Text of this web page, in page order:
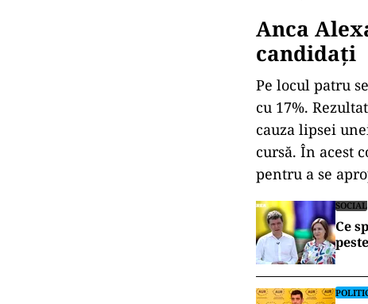
Anca
candidați
Pe locul patru
cu 17%.
cauza lipsei
cursă. În acest
pentru a se
SOCIAL
Ce